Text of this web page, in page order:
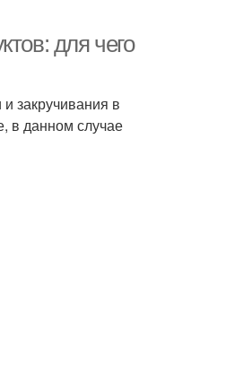
для чего
закручивания в
в данном случае